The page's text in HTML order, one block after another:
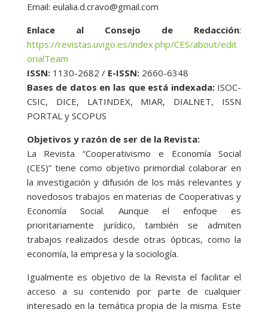
Email: eulalia.d.cravo@gmail.com
Enlace al Consejo de Redacción:
https://revistas.uvigo.es/index.php/CES/about/edit
orialTeam
ISSN:1130-2682 / E-ISSN:2660-6348
Bases de datos en las que está indexada:ISOC-
CSIC, DICE, LATINDEX, MIAR, DIALNET, ISSN
PORTAL y SCOPUS
Objetivos y razón de ser de la Revista:
La Revista “Cooperativismo e Economía Social
(CES)” tiene como objetivo primordial colaborar en
la investigación y difusión de los más relevantes y
novedosos trabajos en materias de Cooperativas y
Economía Social. Aunque el enfoque es
prioritariamente jurídico, también se admiten
trabajos realizados desde otras ópticas, como la
economía, la empresa y la sociología.
Igualmente es objetivo de la Revista el facilitar el
acceso a su contenido por parte de cualquier
interesado en la temática propia de la misma. Este